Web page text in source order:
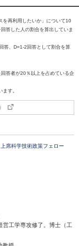
を再利用したいか」について10
答した人の割合を算出していま
答、D=1-2回答として割合を算
答者が20％以上を占めている企
す。
席科学技術政策フェロー
工学専攻修了。博士（工